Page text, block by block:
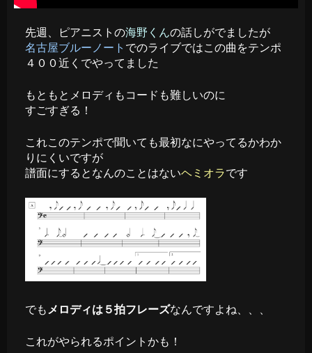
先週、ピアニストの海野くんの話しがでましたが
名古屋ブルーノート でのライブではこの曲をテンポ
４００近くでやってました
もともとメロディもコードも難しいのに
すごすぎる！
これこのテンポで聞いても最初なにやってるかわか
りにくいですが
譜面にするとなんのことはないヘミオラです
でも メロディは５拍フレーズなんですよね、、、
これがやられるポイントかも！